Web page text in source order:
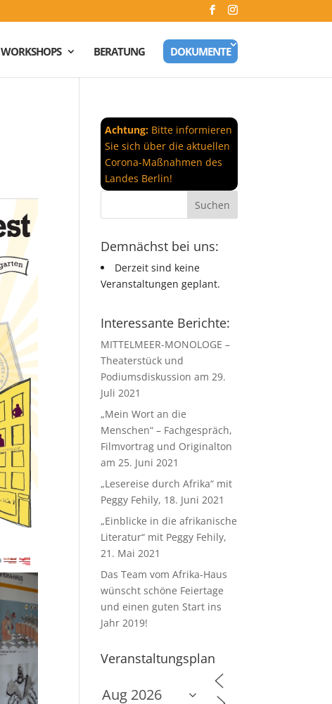
WORKSHOPS BERATUNG DOKUMENTE
Achtung: Bitte informieren
Sie sich über die aktuellen
Corona-Maßnahmen des
Landes Berlin!
Demnächst bei uns:
Derzeit sind keine
Veranstaltungen geplant.
Interessante Berichte:
MITTELMEER-MONOLOGE –
Theaterstück und
Podiumsdiskussion am 29.
Juli 2021
„Mein Wort an die
Menschen“ – Fachgespräch,
Filmvortrag und Originalton
am 25. Juni 2021
„Lesereise durch Afrika“ mit
Peggy Fehily, 18. Juni 2021
„Einblicke in die afrikanische
Literatur“ mit Peggy Fehily,
21. Mai 2021
Das Team vom Afrika-Haus
wünscht schöne Feiertage
und einen guten Start ins
Jahr 2019!
Veranstaltungsplan